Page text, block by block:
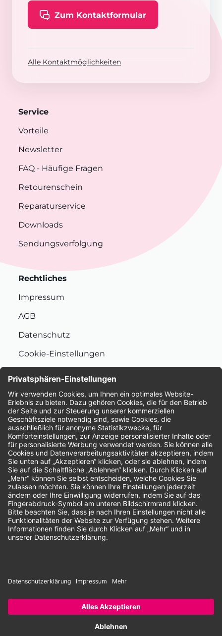
Zum Kontaktformular
Alle Kontaktmöglichkeiten
Service
Vorteile
Newsletter
FAQ - Häufige Fragen
Retourenschein
Reparaturservice
Downloads
Sendungsverfolgung
Rechtliches
Impressum
AGB
Datenschutz
Cookie-Einstellungen
Bewertungen
Unsere Zahlungsarten:
Rechnung SEPA-Lastschrift Vorkasse